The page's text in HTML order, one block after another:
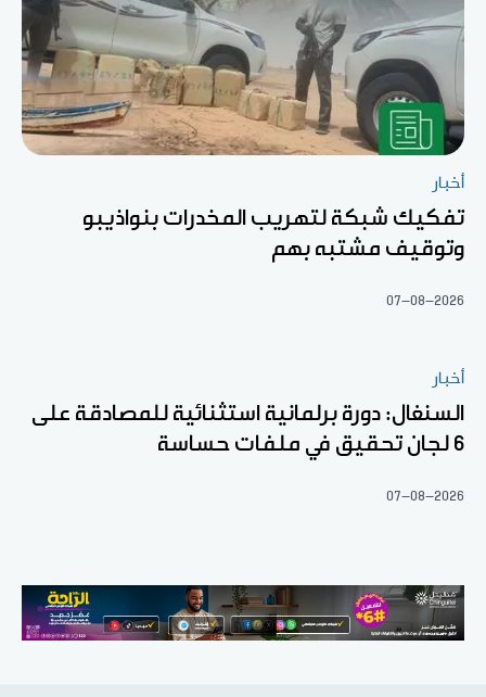
أخبار
تفكيك شبكة لتهريب المخدرات بنواذيبو
وتوقيف مشتبه بهم
07-08-2026
أخبار
السنغال: دورة برلمانية استثنائية للمصادقة على
6 لجان تحقيق في ملفات حساسة
07-08-2026